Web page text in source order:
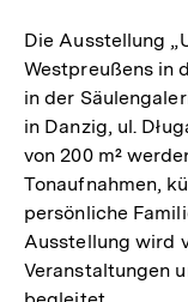
Die Ausstellung
Westpreußens in
in der
in Danzig, ul.
von 200 m²
Tonaufnahmen,
persönliche
Ausstellung wird
Veranstaltungen